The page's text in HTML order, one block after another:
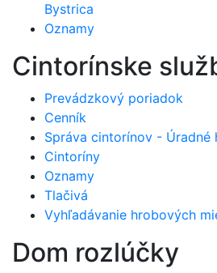
Bystrica
Oznamy
Cintorínske
Prevádzkový poriadok
Cenník
Správa cintorínov - Úradné
Cintoríny
Oznamy
Tlačivá
Vyhľadávanie hrobových
Dom rozlúčky